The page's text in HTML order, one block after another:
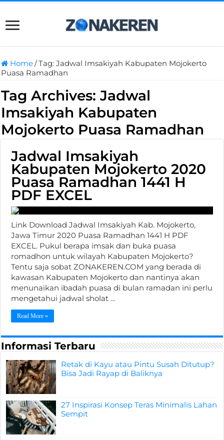
Home/Tag:Jadwal Imsakiyah Kabupaten Mojokerto
Puasa Ramadhan
Tag Archives:Jadwal
Imsakiyah Kabupaten
Mojokerto Puasa Ramadhan
Jadwal Imsakiyah
Kabupaten Mojokerto 2020
Puasa Ramadhan 1441 H
PDF EXCEL
Link Download Jadwal Imsakiyah Kab. Mojokerto,
Jawa Timur 2020 Puasa Ramadhan 1441 H PDF
EXCEL. Pukul berapa imsak dan buka puasa
romadhon untuk wilayah Kabupaten Mojokerto?
Tentu saja sobat ZONAKEREN.COM yang berada di
kawasan Kabupaten Mojokerto dan nantinya akan
menunaikan ibadah puasa di bulan ramadan ini perlu
mengetahui jadwal sholat …
Read More »
Informasi Terbaru
Retak di Kayu atau Pintu Susah Ditutup?
Bisa Jadi Rayap di Baliknya
27 Inspirasi Konsep Teras Minimalis Lahan
Sempit